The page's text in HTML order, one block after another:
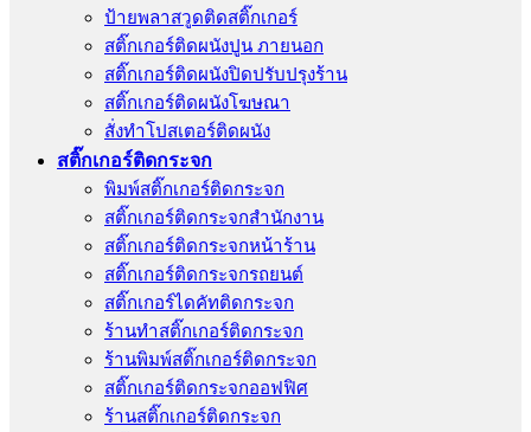
ป้ายพลาสวูดติดสติ๊กเกอร์
สติ๊กเกอร์ติดผนังปูน ภายนอก
สติ๊กเกอร์ติดผนังปิดปรับปรุงร้าน
สติ๊กเกอร์ติดผนังโฆษณา
สั่งทําโปสเตอร์ติดผนัง
สติ๊กเกอร์ติดกระจก
พิมพ์สติ๊กเกอร์ติดกระจก
สติ๊กเกอร์ติดกระจกสำนักงาน
สติ๊กเกอร์ติดกระจกหน้าร้าน
สติ๊กเกอร์ติดกระจกรถยนต์
สติ๊กเกอร์ไดคัทติดกระจก
ร้านทําสติ๊กเกอร์ติดกระจก
ร้านพิมพ์สติ๊กเกอร์ติดกระจก
สติ๊กเกอร์ติดกระจกออฟฟิศ
ร้านสติ๊กเกอร์ติดกระจก